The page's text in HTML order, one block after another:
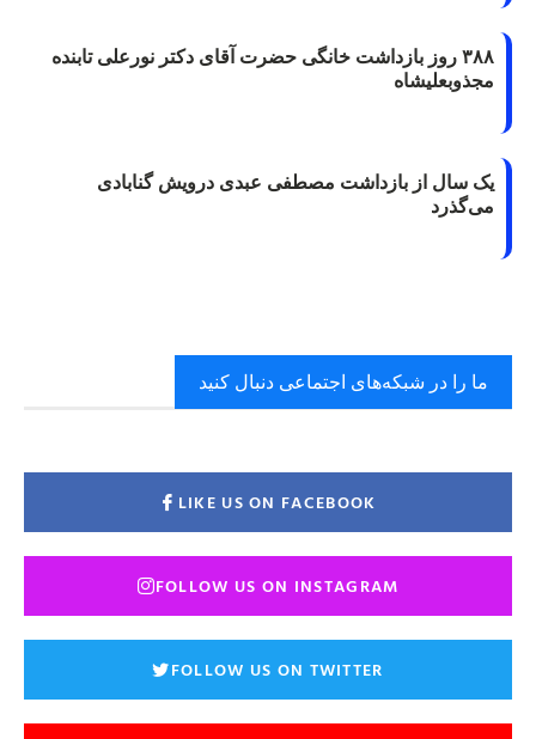
۳۸۸ روز بازداشت خانگی حضرت آقای دکتر نورعلی تابنده
مجذوبعلیشاه
یک سال از بازداشت مصطفی عبدی درویش گنابادی
می‌گذرد
ما را در شبکه‌های اجتماعی دنبال کنید
LIKE US ON FACEBOOK
FOLLOW US ON INSTAGRAM
FOLLOW US ON TWITTER